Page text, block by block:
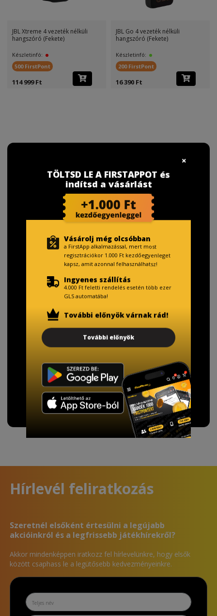
JBL Xtreme 4 vezeték nélküli
hangszóró (Fekete)
Készletinfó:
500 FirstPont
114 999 Ft
JBL Go 4 vezeték nélküli
hangszóró (Fekete)
Készletinfó:
200 FirstPont
16 390 Ft
TISZTELT VÁSÁRLÓNK!
Fizetésnél kérje az ingyenes adattörlő kódot
adatainak biztonsága érdekében!
A Kormány döntése alapján a kereskedő minden tartós
További információ
Hírlevél feliratkozás
Szeretnél elsőként értesülni a legújabb
akcióinkról és a legfrissebb játékhírekről?
Akkor mindenképpen iratkozz fel hírlevelünkre, hogy elsők
között csaphass le a legütősebb kedvezményeinkre.
TÖLTSD LE A FIRSTAPPOT és
indítsd a vásárlást
Vásárolj még olcsóbban
a FirstApp alkalmazással, mert most
regisztrációkor 1.000 Ft kezdőegyenleget
kapsz, amit azonnal felhasználhatsz!
Ingyenes szállítás
4.000 Ft feletti rendelés esetén több ezer
GLS automatába!
További előnyök várnak rád!
További előnyök